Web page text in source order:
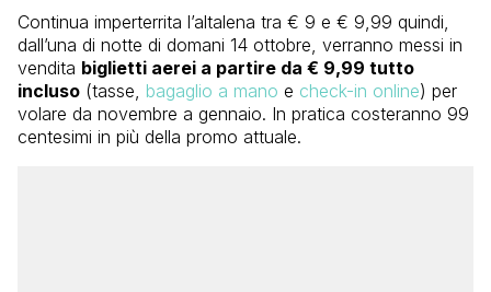
Continua imperterrita l’altalena tra € 9 e € 9,99 quindi,
dall’una di notte di domani 14 ottobre, verranno messi in
vendita biglietti aerei a partire da € 9,99 tutto
incluso (tasse, bagaglio a mano e check-in online) per
volare da novembre a gennaio. In pratica costeranno 99
centesimi in più della promo attuale.